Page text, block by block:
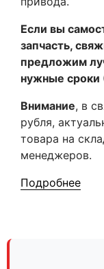
Если вы
запчасть,
предложим
нужные сроки
Внимание, в
рубля,
товара на
менеджеров.
Подробнее